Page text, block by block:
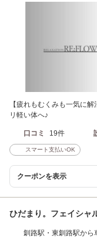
【疲れもむくみも一気に
リ軽い体へ♪
口コミ 19件
スマート支払いOK
クーポンを表示
ひだまり。フェイシャ
釧路駅・東釧路駅から